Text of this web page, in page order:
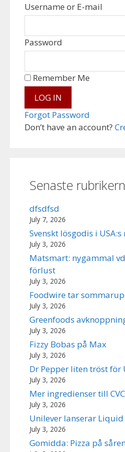
Username or E-mail
Password
Don’t have an account?
Remember Me
Forgot Password
Senaste
dfsdfsd
July 7, 2026
Svenskt lösgodis i
July 3, 2026
Matsmart: nygammal
förlust
July 3, 2026
Foodwire tar
July 3, 2026
Greenfoods
July 3, 2026
Fizzy Bobas på Max
July 3, 2026
Dr Pepper liten tröst för
July 3, 2026
Mer ingredienser till CVC
July 3, 2026
Unilever lanserar
July 3, 2026
Gomidda: Pizza på